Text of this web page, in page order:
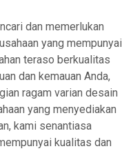
dan memerlukan
yang mempunyai
teraso berkualitas
dan kemauan Anda,
ragam varian desain
yang menyediakan
kami senantiasa
kualitas dan